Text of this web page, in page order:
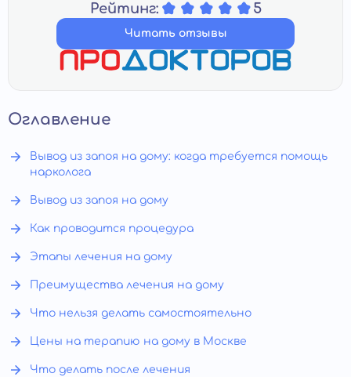
Рейтинг: 5
Читать отзывы
Оглавление
Вывод из запоя на дому: когда требуется помощь
нарколога
Вывод из запоя на дому
Как проводится процедура
Этапы лечения на дому
Преимущества лечения на дому
Что нельзя делать самостоятельно
Цены на терапию на дому в Москве
Что делать после лечения